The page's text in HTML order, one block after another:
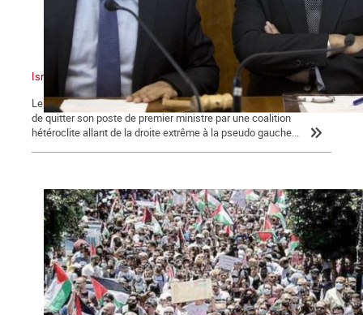
Israël : un sioniste en chasse un autre !
Le dimanche 13 juin 2021, Benyamin Nétanyahou a été contraint
de quitter son poste de premier ministre par une coalition
hétéroclite allant de la droite extrême à la pseudo gauche...